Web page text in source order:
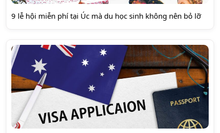
9 lễ hội miễn phí tại Úc mà du học sinh không nên bỏ lỡ